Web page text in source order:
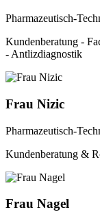
Pharmazeutisch-
Kundenberatung -
- Antlizdiagnostik
Frau Nizic
Pharmazeutisch-
Kundenberatung &
Frau Nagel